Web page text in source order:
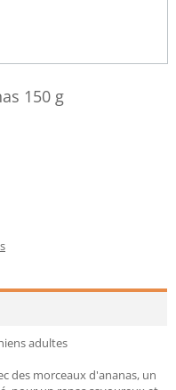
150 g
adultes
des morceaux d'ananas, un